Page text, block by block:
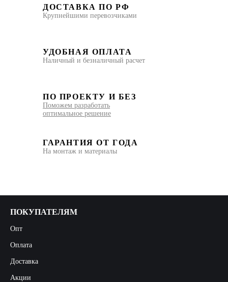
ДОСТАВКА ПО РФ
Крупнейшими перевозчиками
УДОБНАЯ ОПЛАТА
Наличный и безналичный расчет
ПО ПРОЕКТУ И БЕЗ
Поможем разработать
оптимальное решение
ГАРАНТИЯ ОТ ГОДА
На монтаж и материалы
ПОКУПАТЕЛЯМ
Опт
Оплата
Доставка
Акции